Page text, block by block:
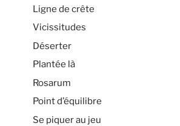
Ligne de crête
Vicissitudes
Déserter
Plantée là
Rosarum
Point d’équilibre
Se piquer au jeu